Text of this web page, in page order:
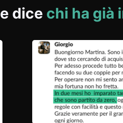
dice chi ha già